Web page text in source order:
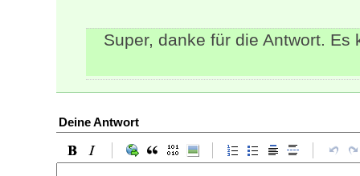
Super, danke für die Antwort. Es
Deine Antwort